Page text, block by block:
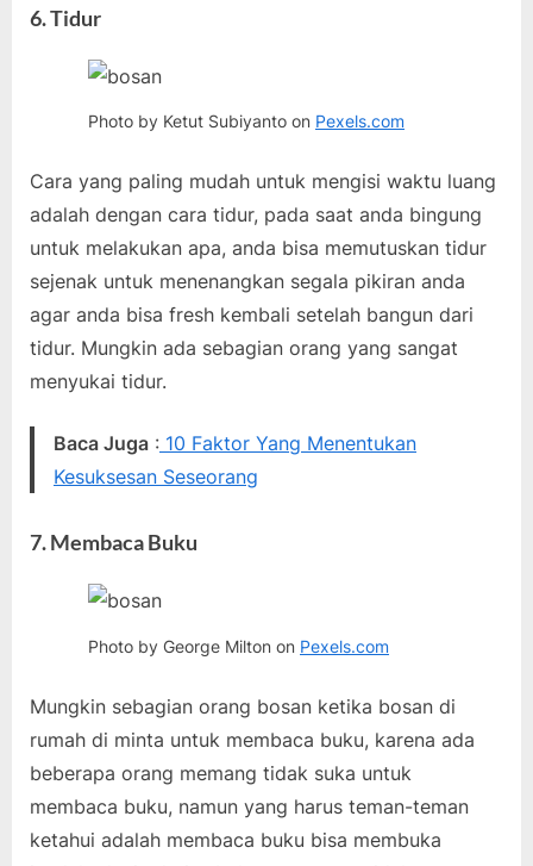
6. Tidur
Photo by Ketut Subiyanto on Pexels.com
Cara yang paling mudah untuk mengisi waktu luang
adalah dengan cara tidur, pada saat anda bingung
untuk melakukan apa, anda bisa memutuskan tidur
sejenak untuk menenangkan segala pikiran anda
agar anda bisa fresh kembali setelah bangun dari
tidur. Mungkin ada sebagian orang yang sangat
menyukai tidur.
Baca Juga : 10 Faktor Yang Menentukan
Kesuksesan Seseorang
7. Membaca Buku
Photo by George Milton on Pexels.com
Mungkin sebagian orang bosan ketika bosan di
rumah di minta untuk membaca buku, karena ada
beberapa orang memang tidak suka untuk
membaca buku, namun yang harus teman-teman
ketahui adalah membaca buku bisa membuka